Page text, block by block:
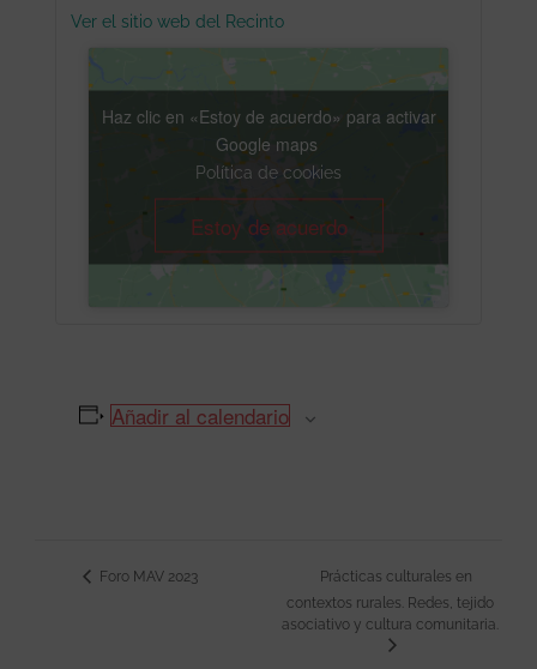
Ver el sitio web del Recinto
Haz clic en «Estoy de acuerdo» para activar
Google maps
Política de cookies
Estoy de acuerdo
Añadir al calendario
NavegaciónForo MAV 2023
Prácticas culturales en
contextos rurales. Redes, tejido
asociativo y cultura comunitaria.